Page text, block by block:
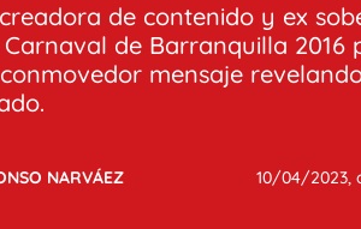
de contenido y ex
de Barranquilla 2016
mensaje
NARVÁEZ 10/04/2023,